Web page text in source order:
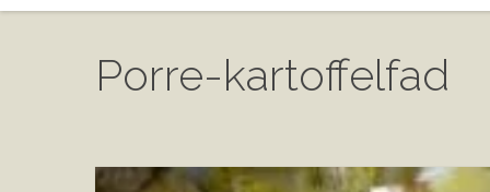
Porre-kartoffelfad